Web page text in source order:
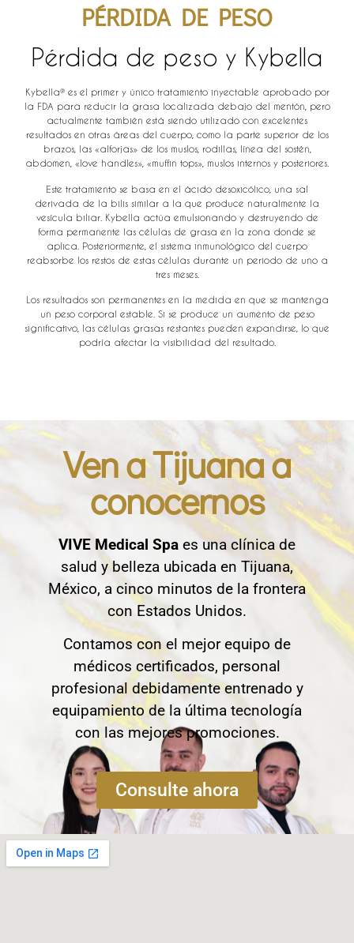
PÉRDIDA DE PESO
Pérdida de peso y Kybella
Kybella® es el primer y único tratamiento inyectable aprobado por
la FDA para reducir la grasa localizada debajo del mentón, pero
actualmente también está siendo utilizado con excelentes
resultados en otras áreas del cuerpo, como la parte superior de los
brazos, las «alforjas» de los muslos, rodillas, línea del sostén,
abdomen, «love handles», «muffin tops», muslos internos y posteriores.
Este tratamiento se basa en el ácido desoxicólico, una sal
derivada de la bilis similar a la que produce naturalmente la
vesícula biliar. Kybella actúa emulsionando y destruyendo de
forma permanente las células de grasa en la zona donde se
aplica. Posteriormente, el sistema inmunológico del cuerpo
reabsorbe los restos de estas células durante un periodo de uno a
tres meses.
Los resultados son permanentes en la medida en que se mantenga
un peso corporal estable. Si se produce un aumento de peso
significativo, las células grasas restantes pueden expandirse, lo que
podría afectar la visibilidad del resultado.
Ven a Tijuana a
conocernos
VIVE Medical Spa es una clínica de
salud y belleza ubicada en Tijuana,
México, a cinco minutos de la frontera
con Estados Unidos.
Contamos con el mejor equipo de
médicos certificados, personal
profesional debidamente entrenado y
equipamiento de la última tecnología
con las mejores promociones.
Consulte ahora